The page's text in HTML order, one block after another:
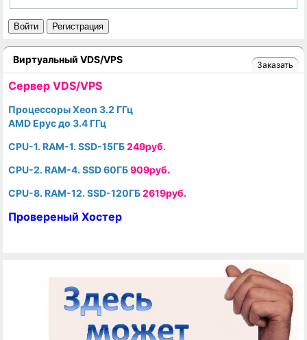
Войти Регистрация
Виртуальный VDS/VPS Заказать
Cервер VDS/VPS
Процессоры Xeon 3.2 ГГц
AMD Epyc до 3.4 ГГц
CPU-1. RAM-1. SSD-15ГБ249руб.
CPU-2. RAM-4. SSD 60ГБ909руб.
CPU-8. RAM-12. SSD-120ГБ2619руб.
Провереный Хостер